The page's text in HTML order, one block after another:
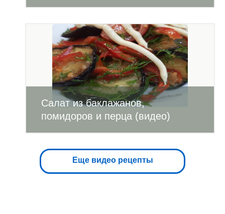
Салат из баклажанов,
помидоров и перца (видео)
Еще видео рецепты